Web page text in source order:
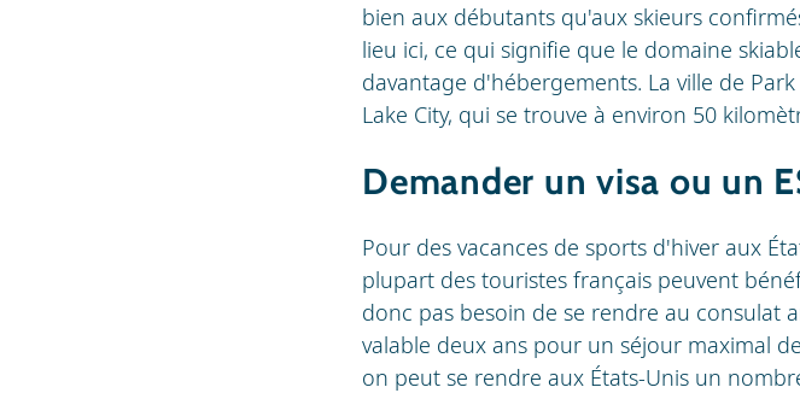
bien aux débutants qu'aux skieurs
lieu ici, ce qui signifie que le domaine
davantage d'hébergements. La ville de
Lake City, qui se trouve à environ 50
Demander un visa ou un
Pour des vacances de sports d'hiver aux
plupart des touristes français peuvent
donc pas besoin de se rendre au consulat
valable deux ans pour un séjour maximal
on peut se rendre aux États-Unis un